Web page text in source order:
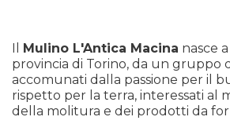
Il Mulino L'Antica Macina nasce
provincia di Torino, da un gruppo
accomunati dalla passione per il
rispetto per la terra, interessati al
della molitura e dei prodotti da